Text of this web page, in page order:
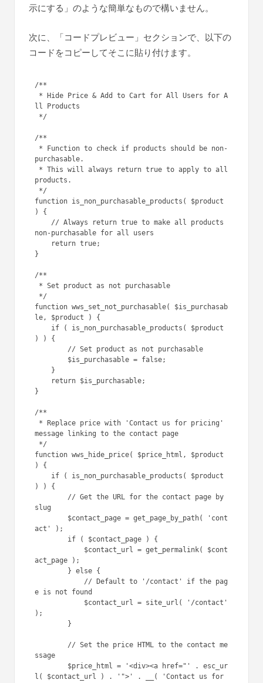
示にする」のような簡単なもので構いません。
次に、「コードプレビュー」セクションで、以下の
コードをコピーしてそこに貼り付けます。
/**
ll Products
/**
purchasable.
products.
function is_non_purchasable_products( $product
) {
non-purchasable for all users
}
/**
function wws_set_not_purchasable( $is_purchasab
le, $product ) {
) ) {
}
/**
message linking to the contact page
function wws_hide_price( $price_html, $product
) {
) ) {
slug
act' );
act_page );
e is not found
);
ssage
l( $contact_url ) . '">' . __( 'Contact us for